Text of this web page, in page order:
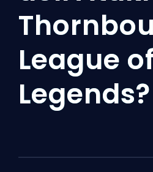
League of
Legends?